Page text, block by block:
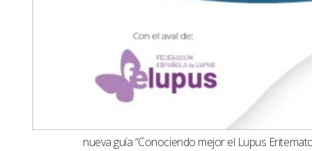
nueva guía “Conociendo mejor el Lupus